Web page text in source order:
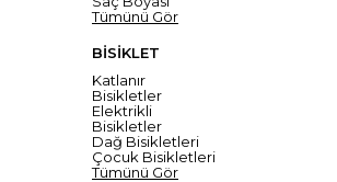
Tümünü Gör
BİSİKLET
Katlanır
Bisikletler
Elektrikli
Bisikletler
Dağ Bisikletleri
Çocuk Bisikletleri
Tümünü Gör